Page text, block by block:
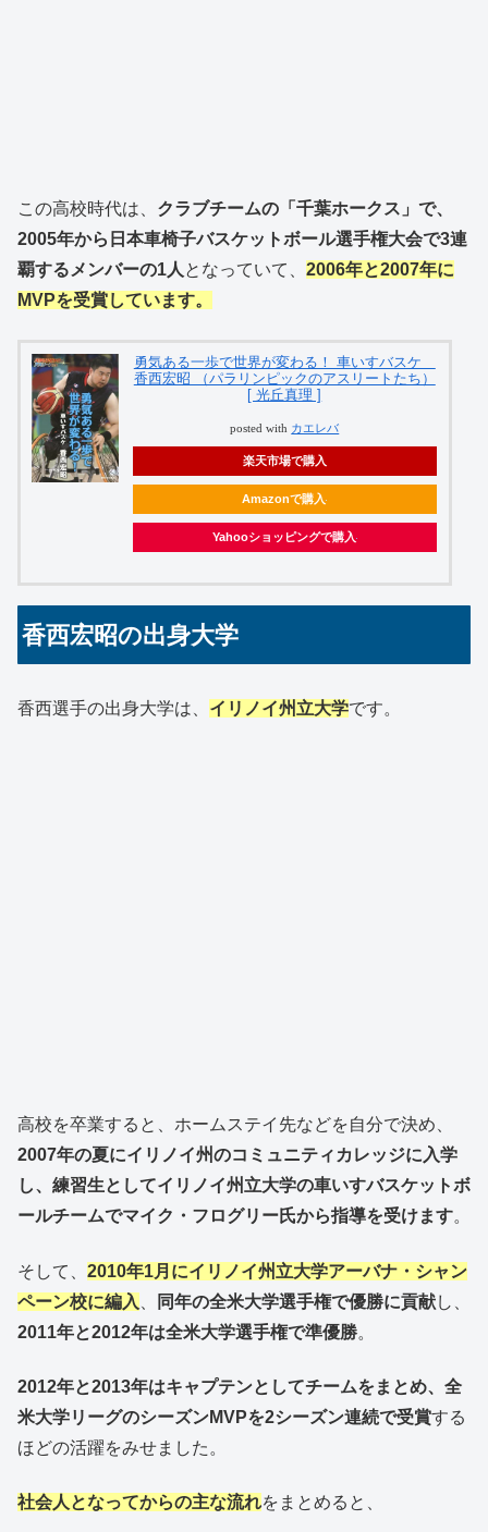
この高校時代は、 クラブチームの「千葉ホークス」で、
2005年から日本車椅子バスケットボール選手権大会で3連
覇するメンバーの1人 となっていて、 2006年と2007年に
MVPを受賞しています。
勇気ある一歩で世界が変わる！ 車いすバスケ
香西宏昭 （パラリンピックのアスリートたち）
[ 光丘真理 ]
posted with カエレバ
楽天市場で購入
Amazonで購入
Yahooショッピングで購入
香西宏昭の出身大学
香西選手の出身大学は、 イリノイ州立大学です。
高校を卒業すると、ホームステイ先などを自分で決め、
2007年の夏にイリノイ州のコミュニティカレッジに入学
し、練習生としてイリノイ州立大学の車いすバスケットボ
ールチームでマイク・フログリー氏から指導を受けます。
そして、 2010年1月にイリノイ州立大学アーバナ・シャン
ペーン校に編入
同年の全米大学選手権で優勝に貢献し、
2011年と2012年は全米大学選手権で準優勝。
2012年と2013年はキャプテンとしてチームをまとめ、全
米大学リーグのシーズンMVPを2シーズン連続で受賞する
ほどの活躍をみせました。
社会人となってからの主な流れをまとめると、